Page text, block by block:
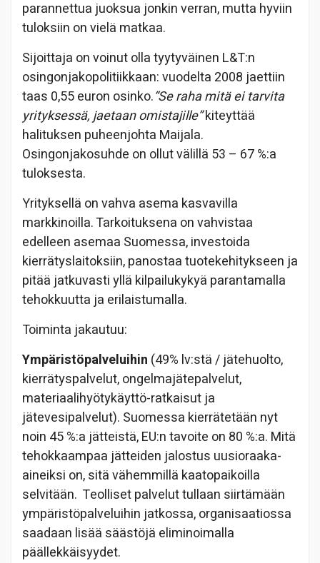
parannettua juoksua jonkin verran, mutta hyviin
tuloksiin on vielä matkaa.
Sijoittaja on voinut olla tyytyväinen L&T:n
osingonjakopolitiikkaan: vuodelta 2008 jaettiin
taas 0,55 euron osinko.“Se raha mitä ei tarvita
yrityksessä, jaetaan omistajille”kiteyttää
halituksen puheenjohta Maijala.
Osingonjakosuhde on ollut välillä 53 – 67 %:a
tuloksesta.
Yrityksellä on vahva asema kasvavilla
markkinoilla. Tarkoituksena on vahvistaa
edelleen asemaa Suomessa, investoida
kierrätyslaitoksiin, panostaa tuotekehitykseen ja
pitää jatkuvasti yllä kilpailukykyä parantamalla
tehokkuutta ja erilaistumalla.
Toiminta jakautuu:
Ympäristöpalveluihin (49% lv:stä / jätehuolto,
kierrätyspalvelut, ongelmajätepalvelut,
materiaalihyötykäyttö-ratkaisut ja
jätevesipalvelut). Suomessa kierrätetään nyt
noin 45 %:a jätteistä, EU:n tavoite on 80 %:a. Mitä
tehokkaampaa jätteiden jalostus uusioraaka-
aineiksi on, sitä vähemmillä kaatopaikoilla
selvitään. Teolliset palvelut tullaan siirtämään
ympäristöpalveluihin jatkossa, organisaatiossa
saadaan lisää säästöjä eliminoimalla
päällekkäisyydet.